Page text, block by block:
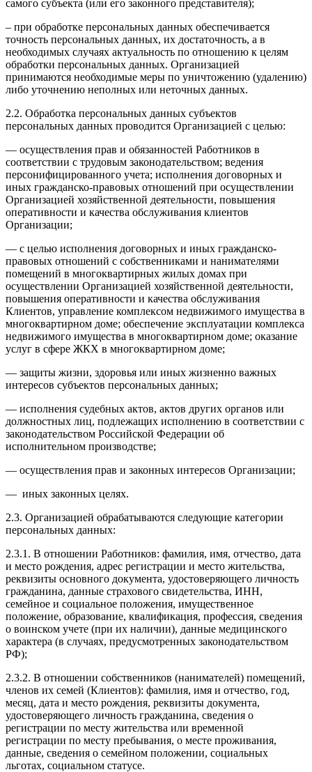
самого субъекта (или его законного представителя);
– при обработке персональных данных обеспечивается
точность персональных данных, их достаточность, а в
необходимых случаях актуальность по отношению к целям
обработки персональных данных. Организацией
принимаются необходимые меры по уничтожению (удалению)
либо уточнению неполных или неточных данных.
2.2. Обработка персональных данных субъектов
персональных данных проводится Организацией с целью:
— осуществления прав и обязанностей Работников в
соответствии с трудовым законодательством; ведения
персонифицированного учета; исполнения договорных и
иных гражданско-правовых отношений при осуществлении
Организацией хозяйственной деятельности, повышения
оперативности и качества обслуживания клиентов
Организации;
— с целью исполнения договорных и иных гражданско-
правовых отношений с собственниками и нанимателями
помещений в многоквартирных жилых домах при
осуществлении Организацией хозяйственной деятельности,
повышения оперативности и качества обслуживания
Клиентов, управление комплексом недвижимого имущества в
многоквартирном доме; обеспечение эксплуатации комплекса
недвижимого имущества в многоквартирном доме; оказание
услуг в сфере ЖКХ в многоквартирном доме;
— защиты жизни, здоровья или иных жизненно важных
интересов субъектов персональных данных;
— исполнения судебных актов, актов других органов или
должностных лиц, подлежащих исполнению в соответствии с
законодательством Российской Федерации об
исполнительном производстве;
— осуществления прав и законных интересов Организации;
— иных законных целях.
2.3. Организацией обрабатываются следующие категории
персональных данных:
2.3.1. В отношении Работников: фамилия, имя, отчество, дата
и место рождения, адрес регистрации и место жительства,
реквизиты основного документа, удостоверяющего личность
гражданина, данные страхового свидетельства, ИНН,
семейное и социальное положения, имущественное
положение, образование, квалификация, профессия, сведения
о воинском учете (при их наличии), данные медицинского
характера (в случаях, предусмотренных законодательством
РФ);
2.3.2. В отношении собственников (нанимателей) помещений,
членов их семей (Клиентов): фамилия, имя и отчество, год,
месяц, дата и место рождения, реквизиты документа,
удостоверяющего личность гражданина, сведения о
регистрации по месту жительства или временной
регистрации по месту пребывания, о месте проживания,
данные, сведения о семейном положении, социальных
льготах, социальном статусе.